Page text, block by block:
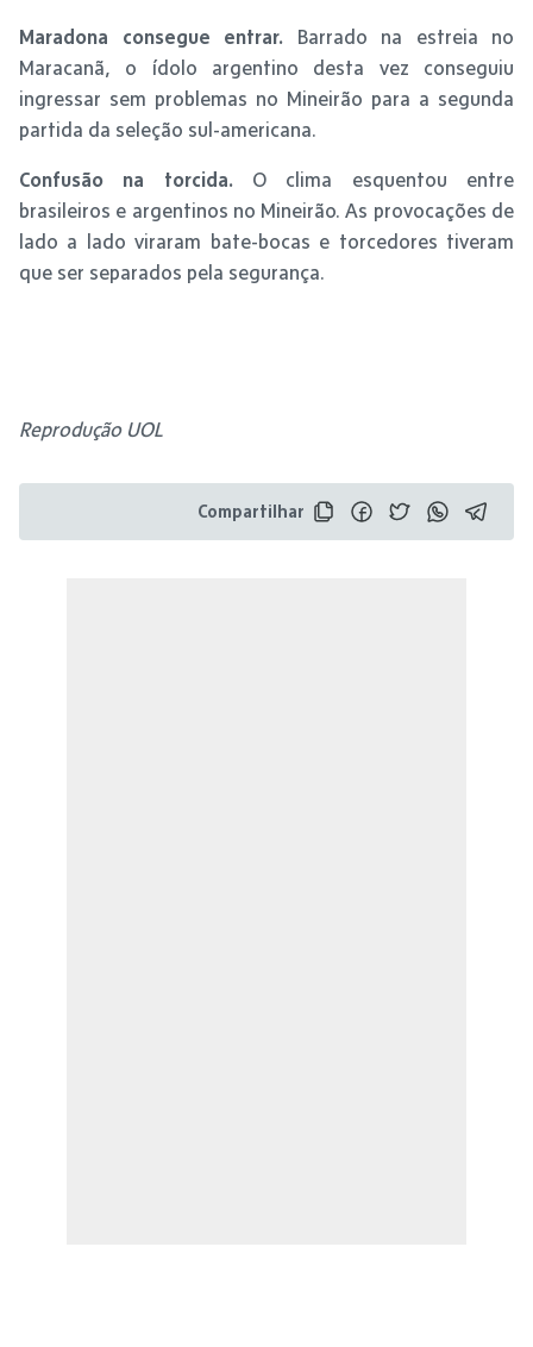
Maradona consegue entrar. Barrado na estreia no
Maracanã, o ídolo argentino desta vez conseguiu
ingressar sem problemas no Mineirão para a segunda
partida da seleção sul-americana.
Confusão na torcida. O clima esquentou entre
brasileiros e argentinos no Mineirão. As provocações de
lado a lado viraram bate-bocas e torcedores tiveram
que ser separados pela segurança.
Reprodução UOL
Compartilhar